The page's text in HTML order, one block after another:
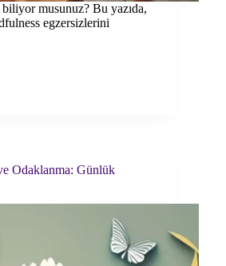
musunuz? Bu yazıda,
egzersizlerini
Odaklanma: Günlük